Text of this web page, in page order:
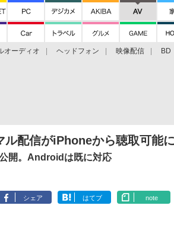
オーディオ ヘッドフォン 映像配信 BD
ル配信がiPhoneから聴取可能
開。Androidは既に対応
シェア はてブ note